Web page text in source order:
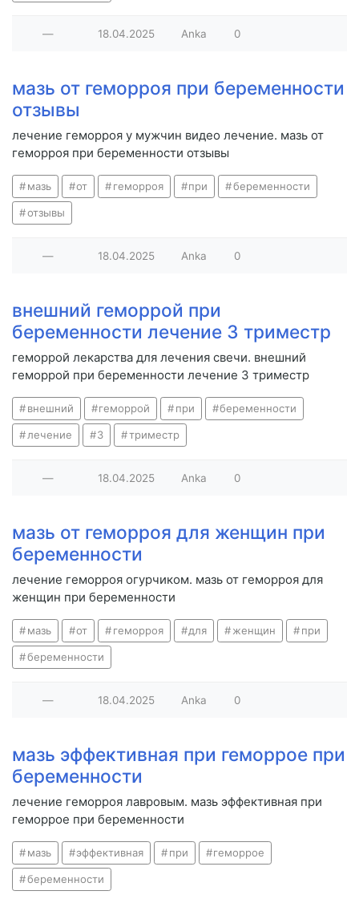
— 18.04.2025 Anka 0
мазь от геморроя при беременности
отзывы
лечение геморроя у мужчин видео лечение. мазь от
геморроя при беременности отзывы
мазь от геморроя при беременности
отзывы
— 18.04.2025 Anka 0
внешний геморрой при
беременности лечение 3 триместр
геморрой лекарства для лечения свечи. внешний
геморрой при беременности лечение 3 триместр
внешний геморрой при беременности
лечение 3 триместр
— 18.04.2025 Anka 0
мазь от геморроя для женщин при
беременности
лечение геморроя огурчиком. мазь от геморроя для
женщин при беременности
мазь от геморроя для женщин при
беременности
— 18.04.2025 Anka 0
мазь эффективная при геморрое при
беременности
лечение геморроя лавровым. мазь эффективная при
геморрое при беременности
мазь эффективная при геморрое
беременности